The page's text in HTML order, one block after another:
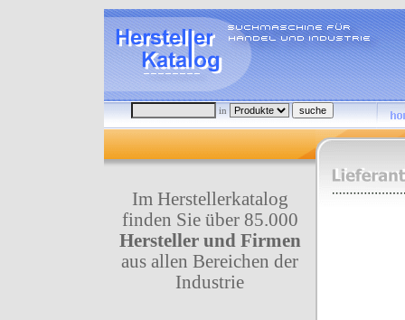
in
Im Herstellerkatalog
finden Sie über 85.000
Hersteller und Firmen
aus allen Bereichen der
Industrie